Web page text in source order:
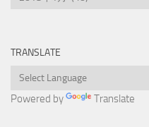
TRANSLATE
Powered by Translate